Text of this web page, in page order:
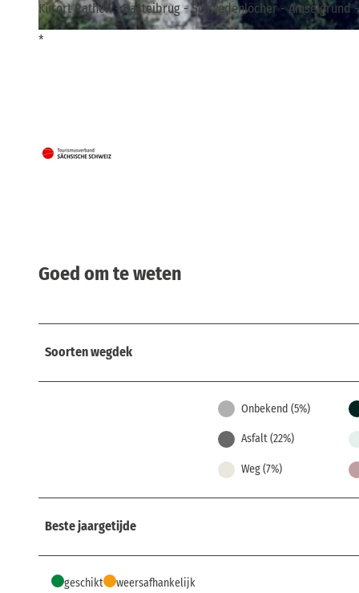
© Francesco Carovillano DZT, Tourismusverband Sächsische Schweiz
Kurort Rathen - Basteibrug - Schwedenlöcher - Amselgrund
*
Goed om te weten
Soorten wegdek
Onbekend (5%)
Asfalt (22%)
Weg (7%)
Beste jaargetijde
geschikt weersafhankelijk